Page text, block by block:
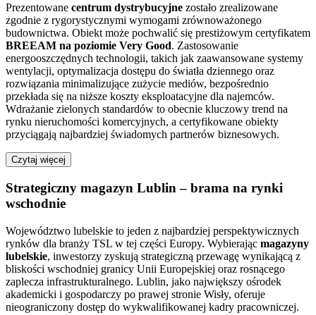
Prezentowane centrum dystrybucyjne zostało zrealizowane
zgodnie z rygorystycznymi wymogami zrównoważonego
budownictwa. Obiekt może pochwalić się prestiżowym certyfikatem
BREEAM na poziomie Very Good. Zastosowanie
energooszczędnych technologii, takich jak zaawansowane systemy
wentylacji, optymalizacja dostępu do światła dziennego oraz
rozwiązania minimalizujące zużycie mediów, bezpośrednio
przekłada się na niższe koszty eksploatacyjne dla najemców.
Wdrażanie zielonych standardów to obecnie kluczowy trend na
rynku nieruchomości komercyjnych, a certyfikowane obiekty
przyciągają najbardziej świadomych partnerów biznesowych.
Czytaj więcej
Strategiczny magazyn Lublin – brama na rynki
wschodnie
Województwo lubelskie to jeden z najbardziej perspektywicznych
rynków dla branży TSL w tej części Europy. Wybierając magazyny
lubelskie, inwestorzy zyskują strategiczną przewagę wynikającą z
bliskości wschodniej granicy Unii Europejskiej oraz rosnącego
zaplecza infrastrukturalnego. Lublin, jako największy ośrodek
akademicki i gospodarczy po prawej stronie Wisły, oferuje
nieograniczony dostęp do wykwalifikowanej kadry pracowniczej.